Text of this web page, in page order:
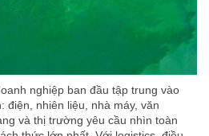
nghiệp ban đầu tập trung vào
điện, nhiên liệu, nhà máy, văn
và thị trường yêu cầu nhìn toàn